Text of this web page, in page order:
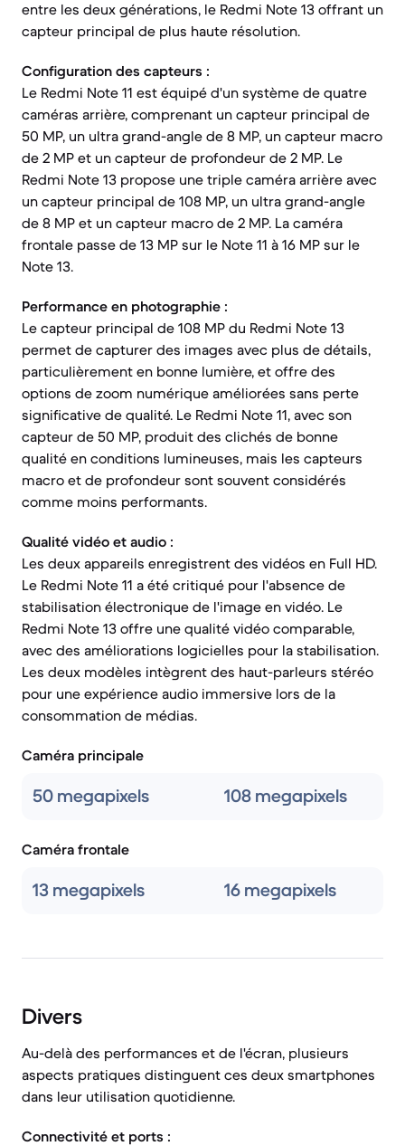
entre les deux générations, le Redmi Note 13 offrant un
capteur principal de plus haute résolution.
Configuration des capteurs :
Le Redmi Note 11 est équipé d'un système de quatre
caméras arrière, comprenant un capteur principal de
50 MP, un ultra grand-angle de 8 MP, un capteur macro
de 2 MP et un capteur de profondeur de 2 MP. Le
Redmi Note 13 propose une triple caméra arrière avec
un capteur principal de 108 MP, un ultra grand-angle
de 8 MP et un capteur macro de 2 MP. La caméra
frontale passe de 13 MP sur le Note 11 à 16 MP sur le
Note 13.
Performance en photographie :
Le capteur principal de 108 MP du Redmi Note 13
permet de capturer des images avec plus de détails,
particulièrement en bonne lumière, et offre des
options de zoom numérique améliorées sans perte
significative de qualité. Le Redmi Note 11, avec son
capteur de 50 MP, produit des clichés de bonne
qualité en conditions lumineuses, mais les capteurs
macro et de profondeur sont souvent considérés
comme moins performants.
Qualité vidéo et audio :
Les deux appareils enregistrent des vidéos en Full HD.
Le Redmi Note 11 a été critiqué pour l'absence de
stabilisation électronique de l'image en vidéo. Le
Redmi Note 13 offre une qualité vidéo comparable,
avec des améliorations logicielles pour la stabilisation.
Les deux modèles intègrent des haut-parleurs stéréo
pour une expérience audio immersive lors de la
consommation de médias.
Caméra principale
50 megapixels 108 megapixels
Caméra frontale
13 megapixels 16 megapixels
Divers
Au-delà des performances et de l'écran, plusieurs
aspects pratiques distinguent ces deux smartphones
dans leur utilisation quotidienne.
Connectivité et ports :